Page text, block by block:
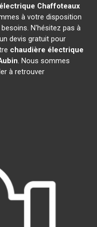
Chaffoteaux
à votre disposition
N'hésitez pas à
devis gratuit pour
chaudière électrique
. Nous sommes
à retrouver